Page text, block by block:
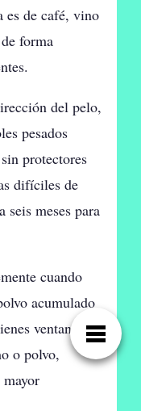
es de café, vino
forma
del pelo,
pesados
protectores
difíciles de
seis meses para
cuando
acumulado
ventanas
o polvo,